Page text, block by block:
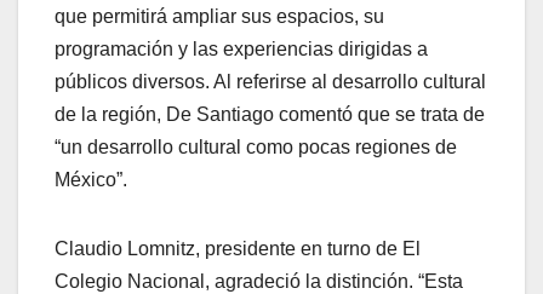
que permitirá ampliar sus espacios, su
programación y las experiencias dirigidas a
públicos diversos. Al referirse al desarrollo cultural
de la región, De Santiago comentó que se trata de
“un desarrollo cultural como pocas regiones de
México”.
Claudio Lomnitz, presidente en turno de El
Colegio Nacional, agradeció la distinción. “Esta